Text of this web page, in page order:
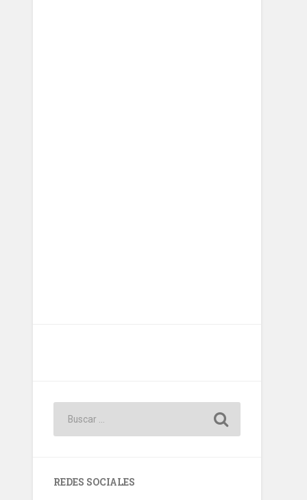
REDES SOCIALES